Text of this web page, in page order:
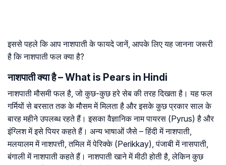
इससे पहले कि आप नाशपाती के फायदे जानें, आपके लिए यह जानना जरूरी
है कि नाशपाती फल क्या है?
नाशपाती क्या है – What is Pears in Hindi
नाशपाती मौसमी फल है, जो कुछ-कुछ हरे सेब की तरह दिखता है। यह फल
गर्मियों से बरसात तक के मौसम में मिलता है और इसके कुछ प्रकार साल के
बारह महीने उपलब्ध रहते हैं। इसका वैज्ञानिक नाम पायरस (Pyrus) है और
इंग्लिश में इसे पियर कहते हैं। अन्य भाषाओं जैसे – हिंदी में नाशपाती,
मलयालम में नाशपत्ती, तमिल में पेरिक्के (Perikkay), पंजाबी में नासपाती,
बंगाली में नाशपाती कहते हैं। नाशपाती खाने में मीठी होती है, लेकिन कुछ